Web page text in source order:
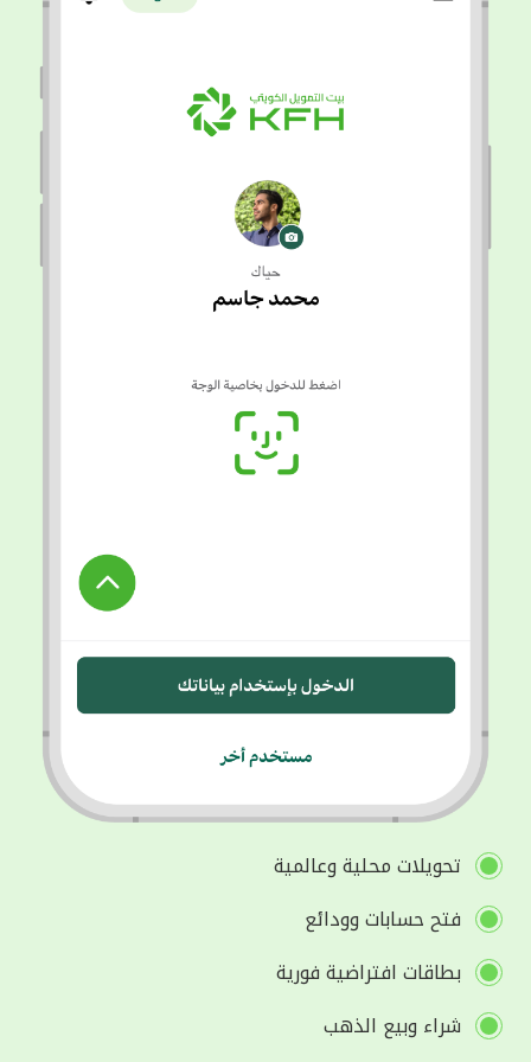
تحويلات محلية وعالمية
فتح حسابات وودائع
بطاقات افتراضية فورية
شراء وبيع الذهب